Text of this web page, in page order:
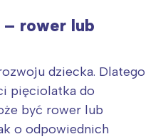
rower lub
dziecka. Dlatego
pięciolatka do
być rower lub
o odpowiednich